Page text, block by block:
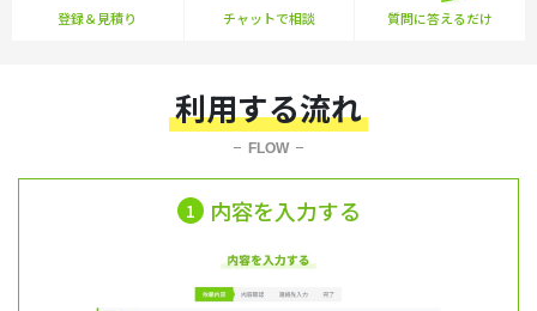
登録＆見積り チャットで相談 質問に答えるだけ
利用する流れ
FLOW
1 内容を入力する